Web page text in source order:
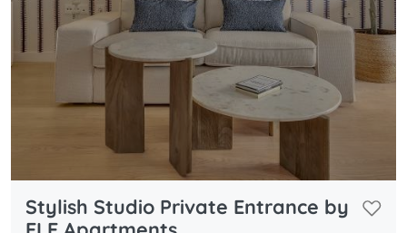
Stylish Studio Private Entrance by